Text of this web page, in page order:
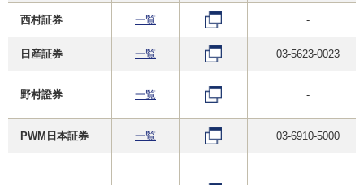
西村証券 一覧 -
日産証券 一覧 03-5623-0023
野村證券 一覧 -
PWM日本証券 一覧 03-6910-5000